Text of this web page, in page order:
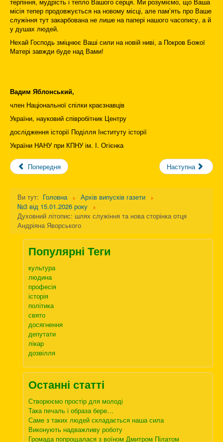
терпіння, мудрість і тепло Вашого серця. Ми розуміємо, що Ваша
місія тепер продовжується на новому місці, але пам’ять про Ваше
служіння тут закарбована не лише на папері нашого часопису, а й
у душах людей.
Нехай Господь зміцнює Ваші сили на новій ниві, а Покров Божої
Матері завжди буде над Вами!
Вадим Яблонський,
член Національної спілки краєзнавців
України, науковий співробітник Центру
дослідження історії Поділля Інституту історії
України НАНУ при КПНУ ім. І. Огієнка
Попередня Наступна
Ви тут: Головна
Архів випусків газети
№3 від 15.01.2026 року
Духовний літопис: шлях служіння та нова сторінка отця
Андріяна Яворського
Популярні Теги
культура
людина
професія
історія
політика
свято
досягнення
депутати
лікар
дозвілля
Останні статті
Створюємо простір для молоді
Така печаль і образа бере…
Саме з таких людей складається наша сила
Виконують надважливу роботу
Громада попрощалася з воїном Дмитром Пілатом